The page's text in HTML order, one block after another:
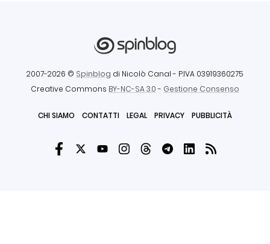
2007-2026 © Spinblog di Nicolò Canal - P.IVA 03919360275
Creative Commons BY-NC-SA 3.0- Gestione Consenso
CHI SIAMO CONTATTI LEGAL PRIVACY PUBBLICITÀ